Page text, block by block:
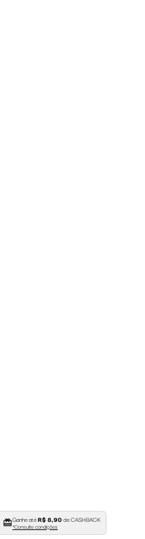
Ganhe atéR$ 8,90de CASHBACK
*Consulte condições